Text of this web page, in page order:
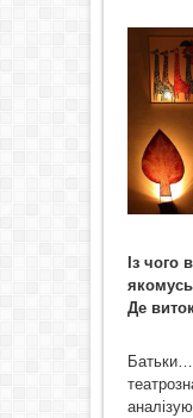
Із
Де